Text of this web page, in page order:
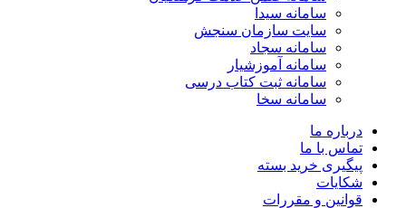
سامانه سیدا
سایت سازمان سنجش
سامانه سجاد
سامانه آموزشیار
سامانه ثبت کتاب درسی
سامانه سخا
درباره ما
تماس با ما
پیگیری خرید بسته
شکایات
قوانین و مقررات